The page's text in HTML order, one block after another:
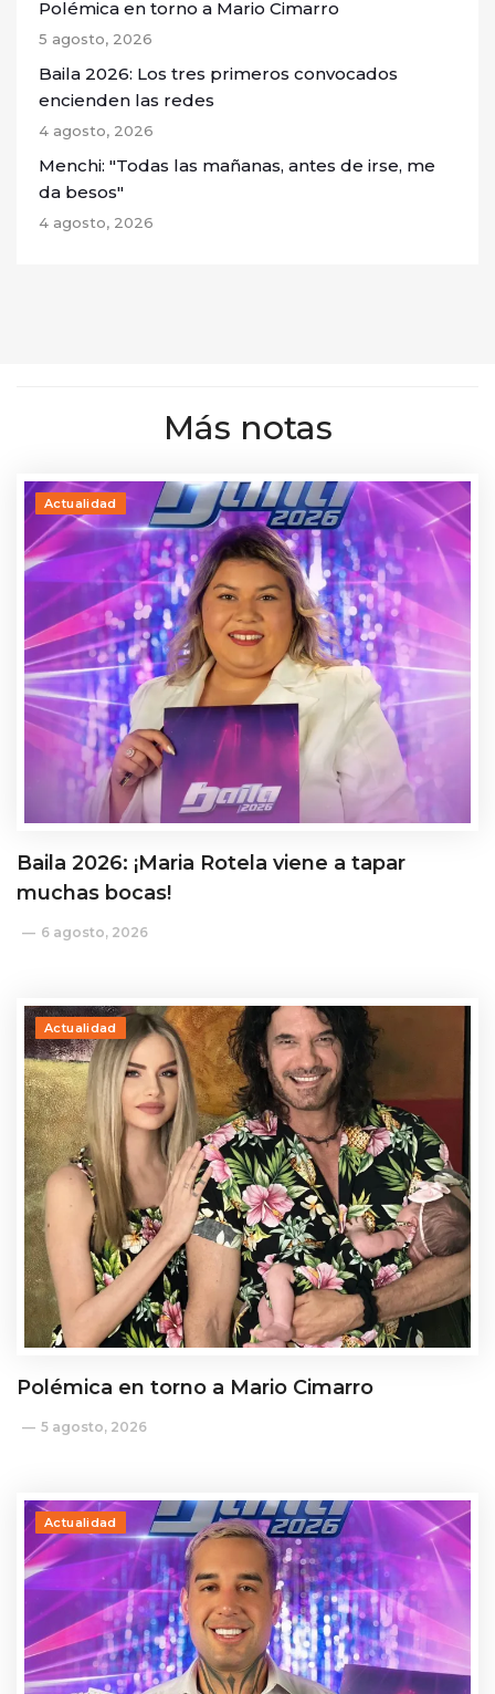
Polémica en torno a Mario Cimarro
5 agosto, 2026
Baila 2026: Los tres primeros convocados
encienden las redes
4 agosto, 2026
Menchi: "Todas las mañanas, antes de irse, me
da besos"
4 agosto, 2026
Más notas
Actualidad
Baila 2026: ¡Maria Rotela viene a tapar
muchas bocas!
6 agosto, 2026
Actualidad
Polémica en torno a Mario Cimarro
5 agosto, 2026
Actualidad